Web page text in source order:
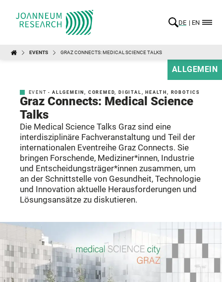
DE EN
EVENTS GRAZ CONNECTS: MEDICAL SCIENCE TALKS
ALLGEMEIN
EVENT - ALLGEMEIN COREMED DIGITAL HEALTH ROBOTICS
Graz Connects: Medical Science
Talks
Die Medical Science Talks Graz sind eine
interdisziplinäre Fachveranstaltung und Teil der
internationalen Eventreihe Graz Connects. Sie
bringen Forschende, Mediziner*innen, Industrie
und Entscheidungsträger*innen zusammen, um
an der Schnittstelle von Gesundheit, Technologie
und Innovation aktuelle Herausforderungen und
Lösungsansätze zu diskutieren.